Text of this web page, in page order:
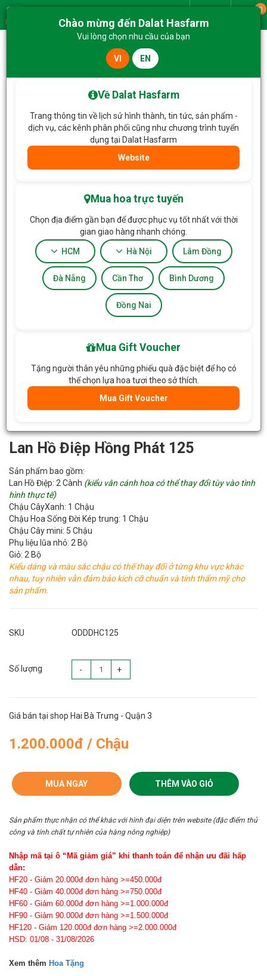
Menu
0
Lan Hồ Điệp Hồng Phát 125
Lan Hồ Điệp Hồng Phát 125
Sản phẩm bao gồm:
Lan Hồ Điệp: 2 Cành (kiểu vân cánh hoa có thể thay đổi tùy vào tình
hình thực tế)
Chậu CâyXanh: 1 Chậu
Chậu Hoa Sống Đời Kép trung: 1 Chậu
Chậu Cây mini: 5 Chậu
Phụ liệu lũa nhỏ: 2 Bộ
Giỏ: 2 Bộ
Kiểu dáng và màu sắc chậu có thể thay đổi ở từng khu vực khác
nhau, tuy nhiên vẫn đảm bảo kích cỡ chuẩn và tính thẩm mỹ cho
sản phẩm.
SKU ODDDHC125
Số lượng - +
Giá bán tại shop Hai Bà Trưng - Quận 3
1.200.000đ / Chậu
MUA NGAY THÊM VÀO GIỎ
Sản phẩm thực nhận có thể khác với hình đại diện trên website (đặc điểm thủ
công và tính chất tự nhiên của hàng nông nghiệp)
Nhập mã tại ô “Mã giảm giá” khi thanh toán để nhận ưu đãi hấp
dẫn:
HF20 - Giảm 20.000đ đơn hàng >=450.000đ
HF40 - Giảm 40.000đ đơn hàng >=750.000đ
HF60 - Giảm 60.000đ đơn hàng >=1.000.000đ
HF90 - Giảm 90.000đ đơn hàng >=1.500.000đ
HF120 - Giảm 120.000đ đơn hàng >=2.000.000đ
HSD: 01/08 - 31/08/2026
Xem thêm Hoa Tặng
Chào mừng đến Dalat Hasfarm
Vui lòng chọn nhu cầu của bạn
VI EN
Về Dalat Hasfarm
Trang thông tin về lịch sử hình thành, tin tức, sản phẩm -
dịch vụ, các kênh phân phối cũng như chương trình tuyển
dụng tại Dalat Hasfarm
Website
Mua hoa trực tuyến
Chọn địa điểm gần bạn để được phục vụ tốt nhất với thời
gian giao hàng nhanh chóng.
HCM Hà Nội Lâm Đồng
Đà Nẵng Cần Thơ Bình Dương
Đồng Nai
Mua Gift Voucher
Tặng người thân yêu những phiếu quà đặc biệt để họ có
thể chọn lựa hoa tươi theo sở thích.
Mua Gift Voucher